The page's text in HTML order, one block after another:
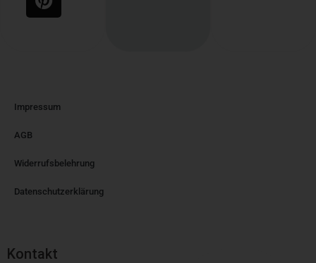
Impressum
AGB
Widerrufsbelehrung
Datenschutzerklärung
Kontakt​